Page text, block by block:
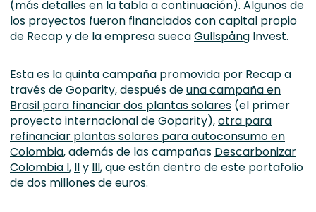
(más detalles en la tabla a continuación). Algunos de
los proyectos fueron financiados con capital propio
de Recap y de la empresa suecaGullspång Invest.
Esta es la quinta campaña promovida por Recap a
través de Goparity, después deuna campaña en
Brasil para financiar dos plantas solares (el primer
proyecto internacional de Goparity),otra para
refinanciar plantas solares para autoconsumo en
Colombia, además de las campañas Descarbonizar
Colombia I, IIy III, que están dentro de este portafolio
de dos millones de euros.